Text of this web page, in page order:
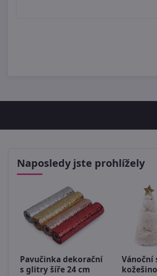
Naposledy jste prohlížely
Pavučinka dekorační
s glitry šíře 24 cm
Vánoční